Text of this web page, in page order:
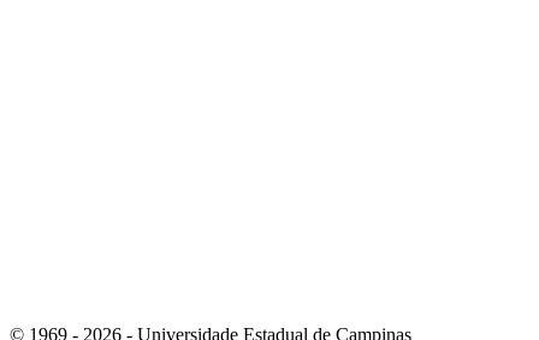
© 1969 - 2026 - Universidade Estadual de Campinas